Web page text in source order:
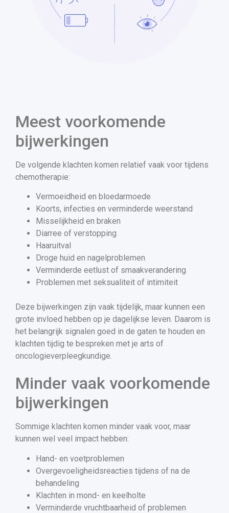
Meest voorkomende
bijwerkingen
De volgende klachten komen relatief vaak voor tijdens
chemotherapie:
Vermoeidheid en bloedarmoede
Koorts, infecties en verminderde weerstand
Misselijkheid en braken
Diarree of verstopping
Haaruitval
Droge huid en nagelproblemen
Verminderde eetlust of smaakverandering
Problemen met seksualiteit of intimiteit
Deze bijwerkingen zijn vaak tijdelijk, maar kunnen een
grote invloed hebben op je dagelijkse leven. Daarom is
het belangrijk signalen goed in de gaten te houden en
klachten tijdig te bespreken met je arts of
oncologieverpleegkundige.
Minder vaak voorkomende
bijwerkingen
Sommige klachten komen minder vaak voor, maar
kunnen wel veel impact hebben:
Hand- en voetproblemen
Overgevoeligheidsreacties tijdens of na de
behandeling
Klachten in mond- en keelholte
Verminderde vruchtbaarheid of problemen